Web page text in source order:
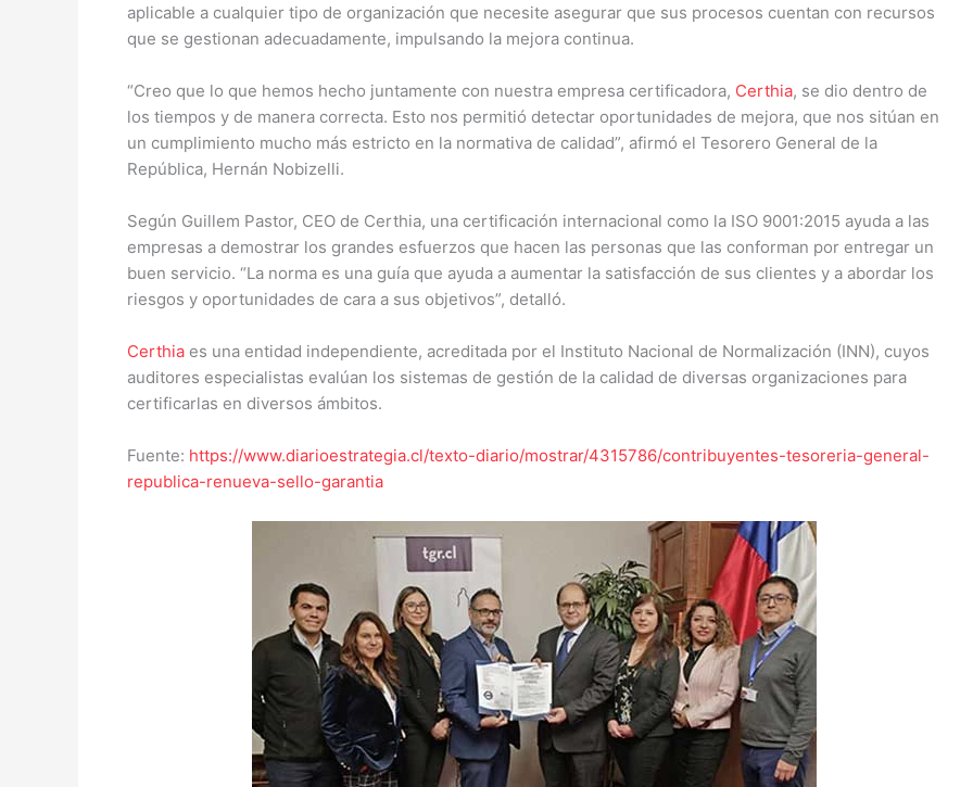
aplicable a cualquier tipo de organización que necesite asegurar que sus procesos cuentan con recursos
que se gestionan adecuadamente, impulsando la mejora continua.
“Creo que lo que hemos hecho juntamente con nuestra empresa certificadora, Certhia, se dio dentro de
los tiempos y de manera correcta. Esto nos permitió detectar oportunidades de mejora, que nos sitúan en
un cumplimiento mucho más estricto en la normativa de calidad”, afirmó el Tesorero General de la
República, Hernán Nobizelli.
Según Guillem Pastor, CEO de Certhia, una certificación internacional como la ISO 9001:2015 ayuda a las
empresas a demostrar los grandes esfuerzos que hacen las personas que las conforman por entregar un
buen servicio. “La norma es una guía que ayuda a aumentar la satisfacción de sus clientes y a abordar los
riesgos y oportunidades de cara a sus objetivos”, detalló.
Certhia es una entidad independiente, acreditada por el Instituto Nacional de Normalización (INN), cuyos
auditores especialistas evalúan los sistemas de gestión de la calidad de diversas organizaciones para
certificarlas en diversos ámbitos.
Fuente: https://www.diarioestrategia.cl/texto-diario/mostrar/4315786/contribuyentes-tesoreria-general-
republica-renueva-sello-garantia